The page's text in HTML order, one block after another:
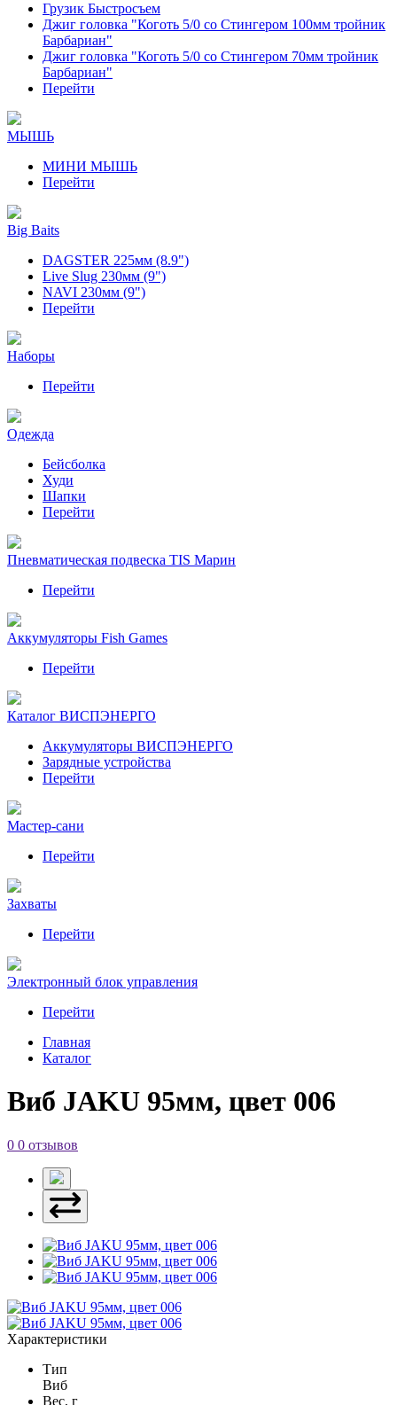
Грузик Быстросъем
Джиг головка "Коготь 5/0 со Стингером 100мм тройник
Барбариан"
Джиг головка "Коготь 5/0 со Стингером 70мм тройник
Барбариан"
Перейти
МЫШЬ
МИНИ МЫШЬ
Перейти
Big Baits
DAGSTER 225мм (8.9")
Live Slug 230мм (9")
NAVI 230мм (9")
Перейти
Наборы
Перейти
Одежда
Бейсболка
Худи
Шапки
Перейти
Пневматическая подвеска TIS Марин
Перейти
Аккумуляторы Fish Games
Перейти
Каталог ВИСПЭНЕРГО
Аккумуляторы ВИСПЭНЕРГО
Зарядные устройства
Перейти
Мастер-сани
Перейти
Захваты
Перейти
Электронный блок управления
Перейти
Главная
Каталог
Виб JAKU 95мм, цвет 006
0 0 отзывов
Характеристики
Тип
Виб
Вес, г